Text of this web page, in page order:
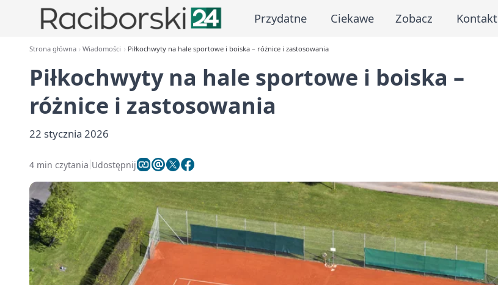
Przydatne Ciekawe Zobacz Kontakt
Strona główna Wiadomości Piłkochwyty na hale sportowe i boiska – różnice i zastosowania
Piłkochwyty na hale sportowe i boiska –
różnice i zastosowania
22 stycznia 2026
4 min czytania Udostępnij